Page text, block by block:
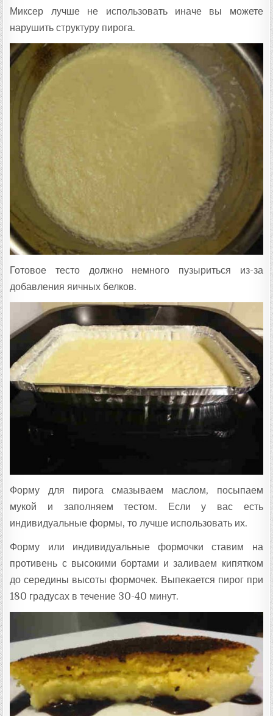
Миксер лучше не использовать иначе вы можете
нарушить структуру пирога.
Готовое тесто должно немного пузыриться из-за
добавления яичных белков.
Форму для пирога смазываем маслом, посыпаем
мукой и заполняем тестом. Если у вас есть
индивидуальные формы, то лучше использовать их.
Форму или индивидуальные формочки ставим на
противень с высокими бортами и заливаем кипятком
до середины высоты формочек. Выпекается пирог при
180 градусах в течение 30-40 минут.